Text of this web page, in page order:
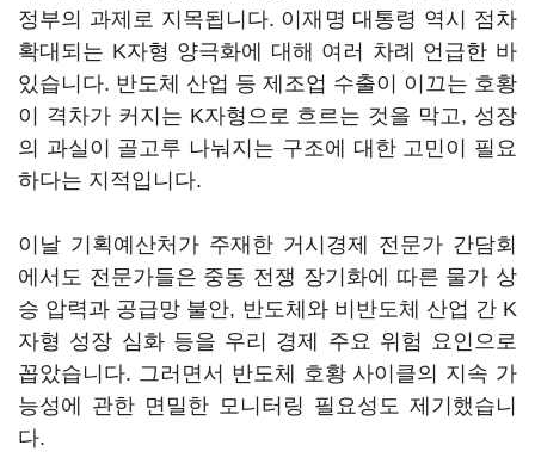
정부의 과제로 지목됩니다. 이재명 대통령 역시 점차
확대되는 K자형 양극화에 대해 여러 차례 언급한 바
있습니다. 반도체 산업 등 제조업 수출이 이끄는 호황
이 격차가 커지는 K자형으로 흐르는 것을 막고, 성장
의 과실이 골고루 나눠지는 구조에 대한 고민이 필요
하다는 지적입니다.
이날 기획예산처가 주재한 거시경제 전문가 간담회
에서도 전문가들은 중동 전쟁 장기화에 따른 물가 상
승 압력과 공급망 불안, 반도체와 비반도체 산업 간 K
자형 성장 심화 등을 우리 경제 주요 위험 요인으로
꼽았습니다. 그러면서 반도체 호황 사이클의 지속 가
능성에 관한 면밀한 모니터링 필요성도 제기했습니
다.